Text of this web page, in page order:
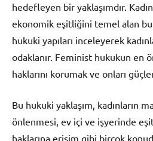
hedefleyen bir yaklaşımdır.
ekonomik eşitliğini temel alan bu
hukuki yapıları inceleyerek
odaklanır. Feminist hukukun en
haklarını korumak ve onları
Bu hukuki yaklaşım, kadınların
önlenmesi, ev içi ve işyerinde
haklarına erişim gibi birçok